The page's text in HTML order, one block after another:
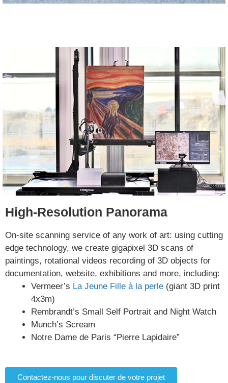
High-Resolution Panorama
On-site scanning service of any work of art: using cutting
edge technology, we create gigapixel 3D scans of
paintings, rotational videos recording of 3D objects for
documentation, website, exhibitions and more, including:
Vermeer’s La Jeune Fille à la perle (giant 3D print
4x3m)
Rembrandt’s Small Self Portrait and Night Watch
Munch’s Scream
Notre Dame de Paris “Pierre Lapidaire”
Contactez-nous pour discuter de votre projet